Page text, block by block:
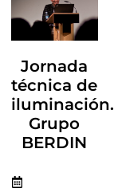
Jornada
técnica de
iluminación.
Grupo
BERDIN